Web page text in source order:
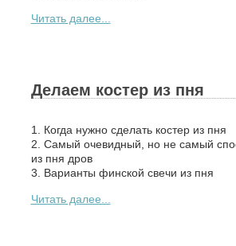
Читать далее...
Делаем костер из пня
1. Когда нужно сделать костер из пня
2. Самый очевидный, но не самый
из пня дров
3. Варианты финской свечи из пня
Читать далее...